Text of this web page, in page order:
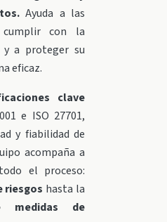
Ayuda a las
cumplir con la
y a proteger su
eficaz.
clave
e ISO 27701,
y fiabilidad de
acompaña a
el proceso:
riesgos hasta la
medidas de